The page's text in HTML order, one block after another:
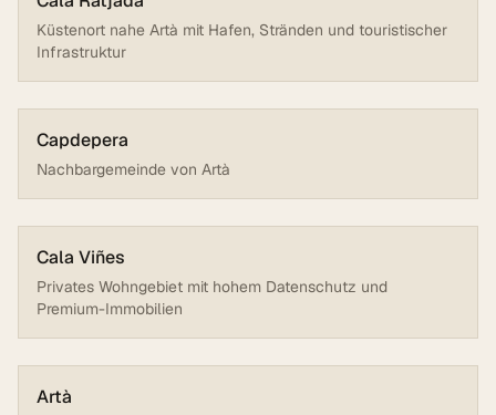
Küstenort nahe Artà mit Hafen, Stränden und touristischer
Infrastruktur
Capdepera
Nachbargemeinde von Artà
Cala Viñes
Privates Wohngebiet mit hohem Datenschutz und
Premium-Immobilien
Artà